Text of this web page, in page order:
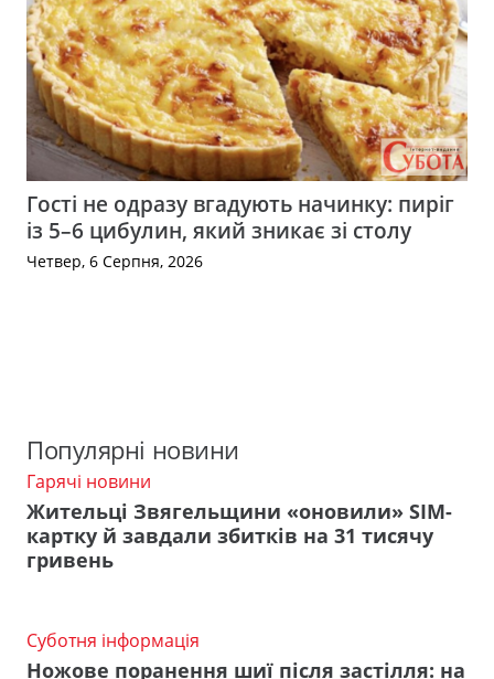
Гості не одразу вгадують начинку: пиріг
із 5–6 цибулин, який зникає зі столу
Четвер, 6 Серпня, 2026
Популярні новини
Гарячі новини
Жительці Звягельщини «оновили» SIM-
картку й завдали збитків на 31 тисячу
гривень
Суботня інформація
Ножове поранення шиї після застілля: на